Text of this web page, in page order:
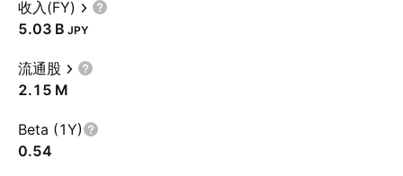
收入(FY)
‪5.03 B‬ JPY
流通股
‪2.15 M‬
Beta (1Y)
0.54